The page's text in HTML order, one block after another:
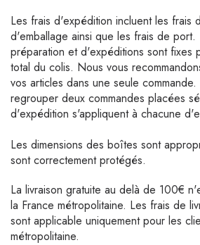
Les frais d'expédition incluent les frais
d'emballage ainsi que les frais de port.
préparation et d'expéditions sont fixes
total du colis. Nous vous
vos articles dans une seule
regrouper deux commandes placées
d'expédition s'appliquent à chacune
Les dimensions des boîtes sont
sont correctement protégés.
La livraison gratuite au delà de 100€
la France métropolitaine. Les frais de
sont applicable uniquement pour les
métropolitaine.